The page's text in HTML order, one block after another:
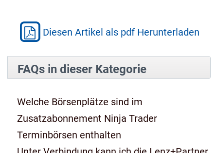
Diesen Artikel als pdf Herunterladen
FAQs in dieser Kategorie
Welche Börsenplätze sind im
Zusatzabonnement Ninja Trader
Terminbörsen enthalten